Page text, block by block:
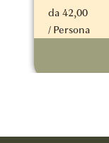
da 42,00
/ Persona